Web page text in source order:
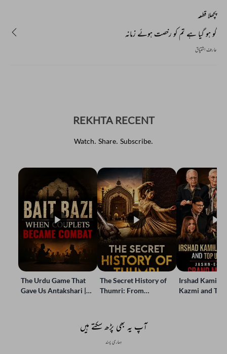
پچھلا قطعہ
گو ہو گیا ہے تم کو رخصت ہوئے زمانہ
عارف اشتیاق
REKHTA RECENT
Watch. Share. Subscribe.
The Urdu Game That
Gave Us Antakshari |
The Secret History of
Thumri: From
Irshad Kamil,
Kazmi and
آپ یہ بھی پڑھ سکتے ہیں
ہماری پسند